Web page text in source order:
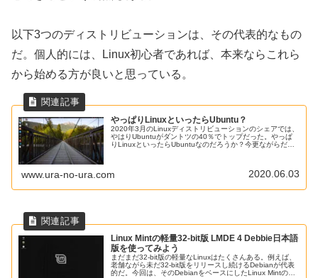
以下3つのディストリビューションは、その代表的なもの
だ。個人的には、Linux初心者であれば、本来ならこれら
から始める方が良いと思っている。
やっぱりLinuxといったらUbuntu？
2020年3月のLinuxディストリビューションのシェアでは、
やはりUbuntuがダントツの40％でトップだった。やっぱ
りLinuxといったらUbuntuなのだろうか？今更ながらだ
www.ura-no-ura.com 2020.06.03
Linux Mintの軽量32-bit版 LMDE 4 Debbie日本語
版を使ってみよう
まだまだ32-bit版の軽量なLinuxはたくさんある。例えば、
老舗ながら未だ32-bit版をリリースし続けるDebianが代表
的だ。今回は、そのDebianをベースにしたLinux Mintのセ